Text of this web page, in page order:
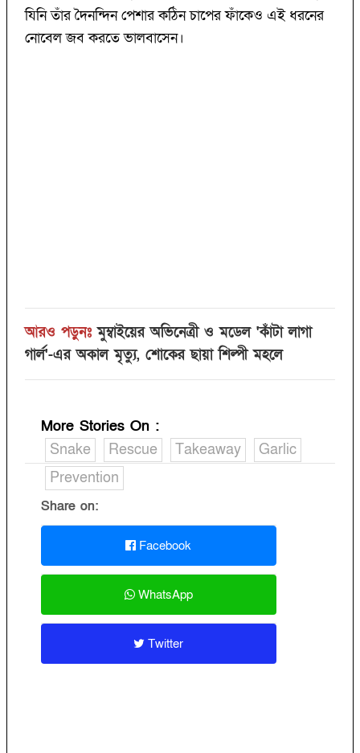
যিনি তাঁর দৈনন্দিন পেশার কঠিন চাপের ফাঁকেও এই ধরনের
নোবেল জব করতে ভালবাসেন।
আরও পড়ুনঃ মুম্বাইয়ের অভিনেত্রী ও মডেল 'কাঁটা লাগা
গার্ল'-এর অকাল মৃত্যু, শোকের ছায়া শিল্পী মহলে
More Stories On :
Snake
Rescue Takeaway
Garlic
Prevention
Share on:
Facebook
WhatsApp
Twitter